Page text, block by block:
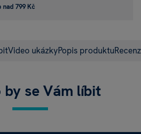
nad 799 Kč
Video ukázkyPopis produktu
by se Vám líbit